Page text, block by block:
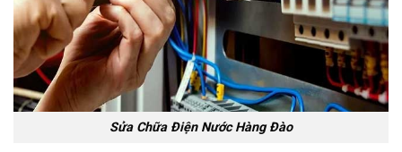
Sửa Chữa Điện Nước Hàng Đào